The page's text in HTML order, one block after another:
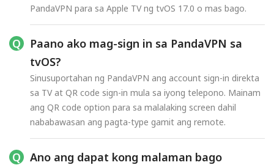
PandaVPN para sa Apple TV ng tvOS 17.0 o mas bago.
Paano ako mag-sign in sa PandaVPN sa
tvOS?
Sinusuportahan ng PandaVPN ang account sign-in direkta
sa TV at QR code sign-in mula sa iyong telepono. Mainam
ang QR code option para sa malalaking screen dahil
nababawasan ang pagta-type gamit ang remote.
Ano ang dapat kong malaman bago